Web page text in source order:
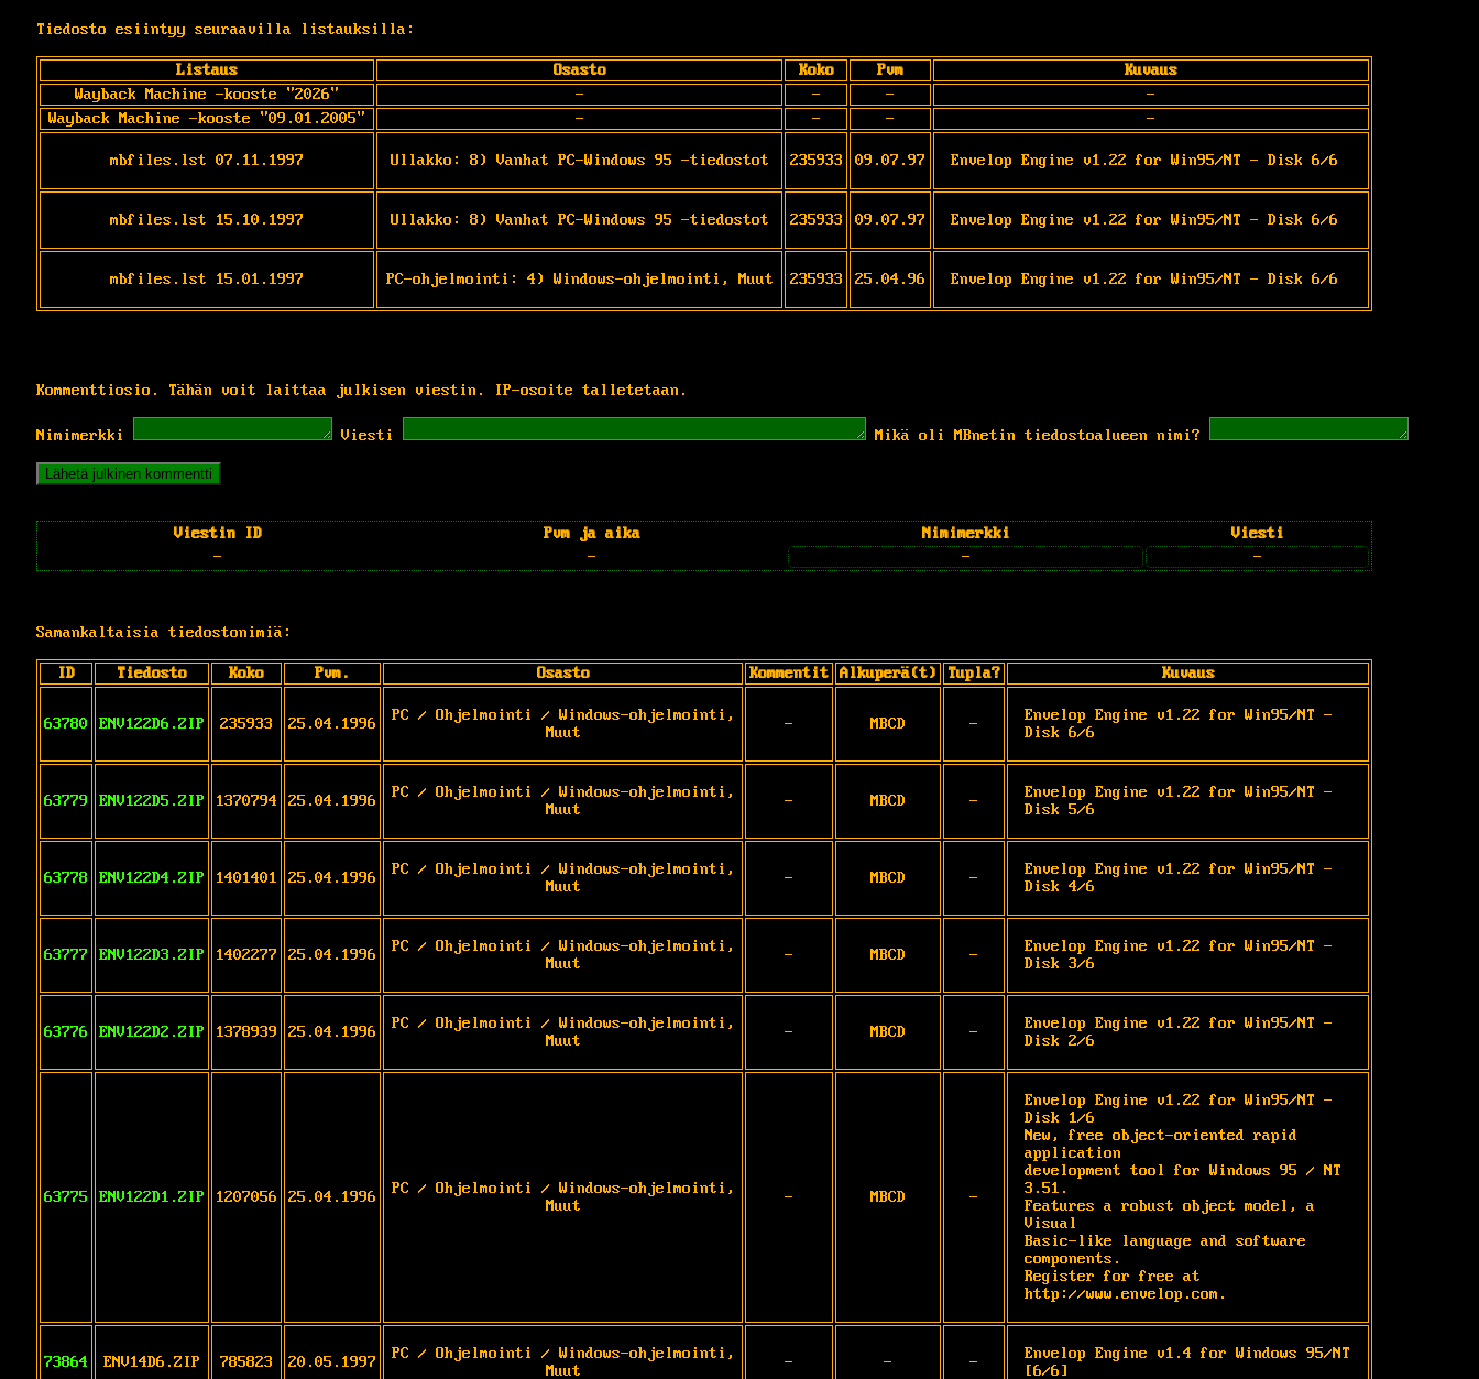
Tiedosto esiintyy seuraavilla listauksilla:
Listaus Osasto Koko Pvm
Kuvaus
Wayback Machine -kooste "2026"
- - -
-
Wayback Machine -kooste "09.01.2005"
- - - -
mbfiles.lst 07.11.1997 Ullakko: 8) Vanhat PC-Windows 95 -tiedostot 235933 09.07.97 Envelop Engine v1.22 for Win95/NT - Disk 6/6
mbfiles.lst 15.10.1997 Ullakko: 8) Vanhat PC-Windows 95 -tiedostot 235933 09.07.97 Envelop Engine v1.22 for Win95/NT - Disk 6/6
mbfiles.lst 15.01.1997 PC-ohjelmointi: 4) Windows-ohjelmointi, Muut 235933 25.04.96 Envelop Engine v1.22 for Win95/NT - Disk 6/6
Kommenttiosio. Tähän voit laittaa julkisen viestin. IP-osoite talletetaan.
Nimimerkki Viesti Mikä oli MBnetin tiedostoalueen nimi?
Viestin ID Pvm ja aika Nimimerkki
Viesti
-
- - -
Samankaltaisia tiedostonimiä:
ID Tiedosto Koko Pvm. Osasto Kommentit Alkuperä(t) Tupla? Kuvaus
63780 ENV122D6.ZIP 235933 25.04.1996
PC / Ohjelmointi / Windows-ohjelmointi,
Muut
- MBCD -
Envelop Engine v1.22 for Win95/NT -
Disk 6/6
63779 ENV122D5.ZIP 1370794 25.04.1996
PC / Ohjelmointi / Windows-ohjelmointi,
Muut
- MBCD -
Envelop Engine v1.22 for Win95/NT -
Disk 5/6
63778 ENV122D4.ZIP 1401401 25.04.1996
PC / Ohjelmointi / Windows-ohjelmointi,
Muut
- MBCD -
Envelop Engine v1.22 for Win95/NT -
Disk 4/6
63777 ENV122D3.ZIP 1402277 25.04.1996
PC / Ohjelmointi / Windows-ohjelmointi,
Muut
- MBCD -
Envelop Engine v1.22 for Win95/NT -
Disk 3/6
63776 ENV122D2.ZIP 1378939 25.04.1996
PC / Ohjelmointi / Windows-ohjelmointi,
Muut
- MBCD -
Envelop Engine v1.22 for Win95/NT -
Disk 2/6
63775 ENV122D1.ZIP 1207056 25.04.1996
PC / Ohjelmointi / Windows-ohjelmointi,
Muut
- MBCD -
Envelop Engine v1.22 for Win95/NT -
Disk 1/6
New, free object-oriented rapid
application
development tool for Windows 95 / NT
3.51.
Features a robust object model, a
Visual
Basic-like language and software
components.
Register for free at
http://www.envelop.com.
73864 ENV14D6.ZIP 785823 20.05.1997
PC / Ohjelmointi / Windows-ohjelmointi,
Muut
- - -
Envelop Engine v1.4 for Windows 95/NT
[6/6]